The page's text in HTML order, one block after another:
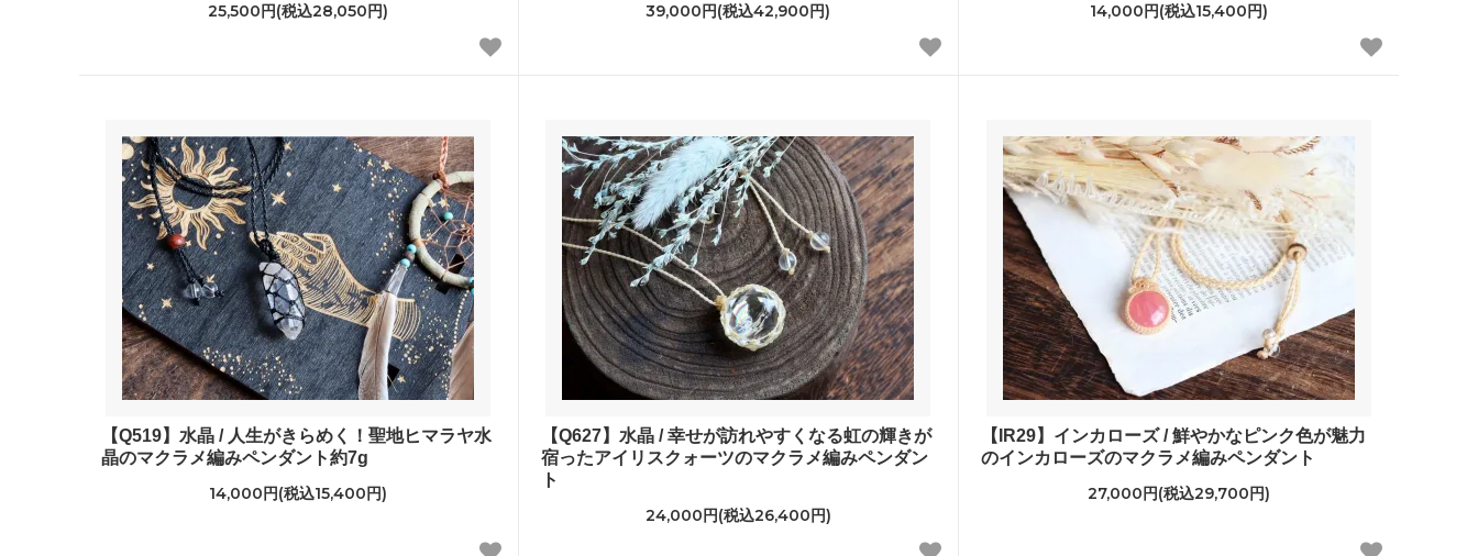
25,500円(税込28,050円) 39,000円(税込42,900円) 14,000円(税込15,400円)
【Q519】水晶 / 人生がきらめく！聖地ヒマラヤ水
晶のマクラメ編みペンダント約7g
14,000円(税込15,400円)
【Q627】水晶 / 幸せが訪れやすくなる虹の輝きが
宿ったアイリスクォーツのマクラメ編みペンダン
ト
24,000円(税込26,400円)
【IR29】インカローズ / 鮮やかなピンク色が魅力
のインカローズのマクラメ編みペンダント
27,000円(税込29,700円)